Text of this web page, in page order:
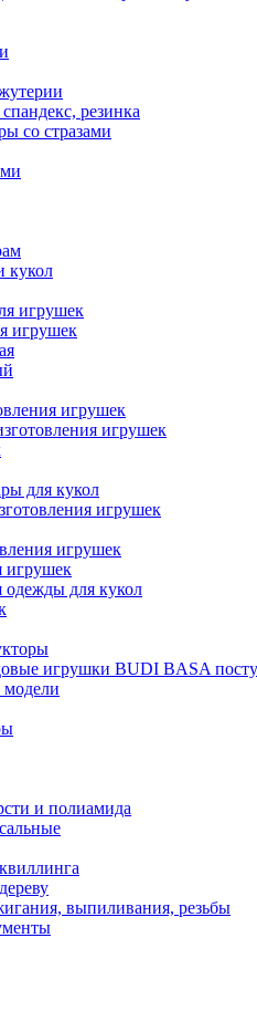
резинка
со стразами
кукол
игрушек
игрушек
игрушек
игрушек
для кукол
игрушек
игрушек
игрушек
одежды для кукол
игрушки BUDI BASA
и полиамида
выпиливания, резьбы